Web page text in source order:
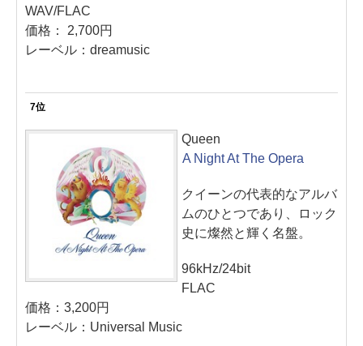
WAV/FLAC
価格： 2,700円
レーベル：dreamusic
7位
Queen
A Night At The Opera
クイーンの代表的なアルバ
ムのひとつであり、ロック
史に燦然と輝く名盤。
96kHz/24bit
FLAC
価格：3,200円
レーベル：Universal Music